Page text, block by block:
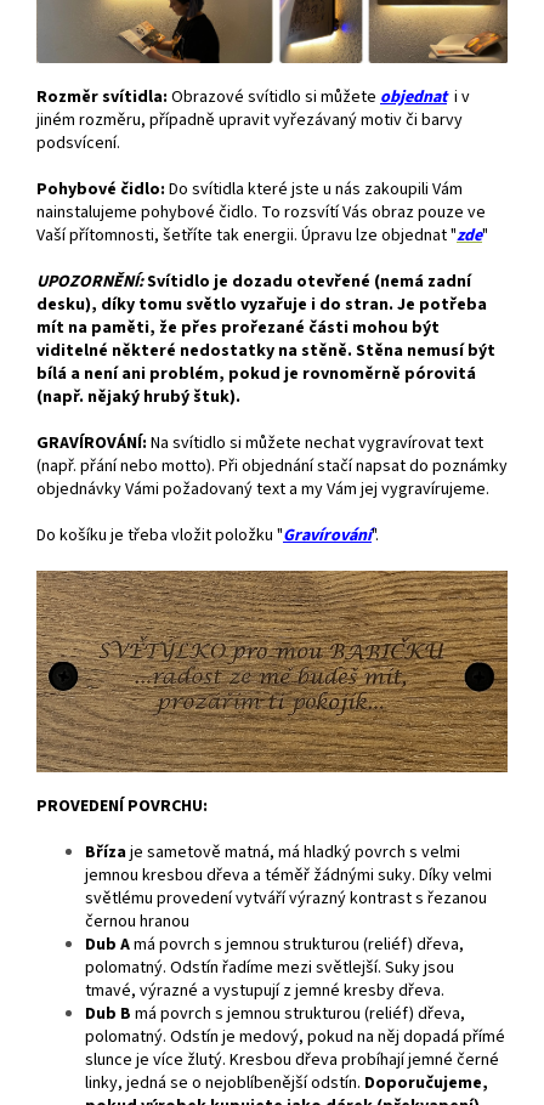
Rozměr svítidla: Obrazové svítidlo si můžete objednat i v
jiném rozměru, případně upravit vyřezávaný motiv či barvy
podsvícení.
Pohybové čidlo: Do svítidla které jste u nás zakoupili Vám
nainstalujeme pohybové čidlo. To rozsvítí Vás obraz pouze ve
Vaší přítomnosti, šetříte tak energii. Úpravu lze objednat "zde"
UPOZORNĚNÍ:Svítidlo je dozadu otevřené (nemá zadní
desku), díky tomu světlo vyzařuje i do stran. Je potřeba
mít na paměti, že přes prořezané části mohou být
viditelné některé nedostatky na stěně. Stěna nemusí být
bílá a není ani problém, pokud je rovnoměrně pórovitá
(např. nějaký hrubý štuk).
GRAVÍROVÁNÍ: Na svítidlo si můžete nechat vygravírovat text
(např. přání nebo motto). Při objednání stačí napsat do poznámky
objednávky Vámi požadovaný text a my Vám jej vygravírujeme.
Do košíku je třeba vložit položku "Gravírování".
PROVEDENÍ POVRCHU:
Břízaje sametově matná, má hladký povrch s velmi
jemnou kresbou dřeva a téměř žádnými suky. Díky velmi
světlému provedení vytváří výrazný kontrast s řezanou
černou hranou
Dub Amá povrch s jemnou strukturou (reliéf) dřeva,
polomatný. Odstín řadíme mezi světlejší. Suky jsou
tmavé, výrazné a vystupují z jemné kresby dřeva.
Dub B má povrch s jemnou strukturou (reliéf) dřeva,
polomatný. Odstín je medový, pokud na něj dopadá přímé
slunce je více žlutý. Kresbou dřeva probíhají jemné černé
linky, jedná se o nejoblíbenější odstín. Doporučujeme,